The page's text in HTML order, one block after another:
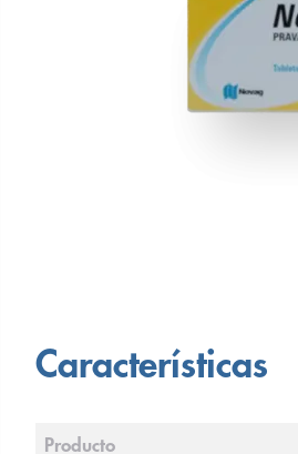
Características
Producto